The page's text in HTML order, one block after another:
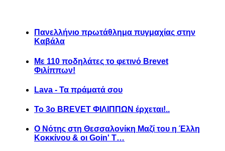
Πανελλήνιο πρωτάθλημα πυγμαχίας στην
Καβάλα
Με 110 ποδηλάτες το φετινό Brevet
Φιλίππων!
Lava - Τα πράματά σου
Το 3ο BREVET ΦΙΛΙΠΠΩΝ έρχεται!..
Ο Νότης στη Θεσσαλονίκη Μαζί του η Έλλη
Κοκκίνου & οι Goin' T…